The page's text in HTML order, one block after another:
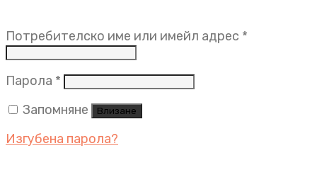
Потребителско име или имейл адрес *
Парола * Задължително
Запомняне
Влизане
Изгубена парола?